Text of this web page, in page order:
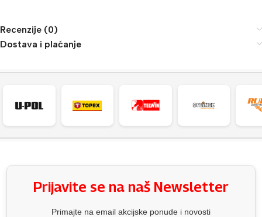
Recenzije (0)
Dostava i plaćanje
Prijavite se na naš Newsletter
Primajte na email akcijske ponude i novosti